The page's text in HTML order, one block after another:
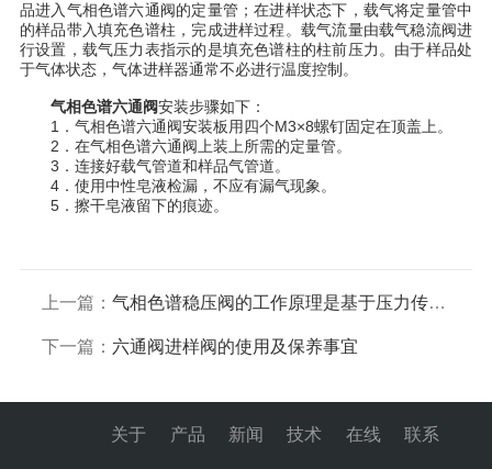
品进入气相色谱六通阀的定量管；在进样状态下，载气将定量管中
的样品带入填充色谱柱，完成进样过程。载气流量由载气稳流阀进
行设置，载气压力表指示的是填充色谱柱的柱前压力。由于样品处
于气体状态，气体进样器通常不必进行温度控制。
气相色谱六通阀安装步骤如下：
1．气相色谱六通阀安装板用四个M3×8螺钉固定在顶盖上。
2．在气相色谱六通阀上装上所需的定量管。
3．连接好载气管道和样品气管道。
4．使用中性皂液检漏，不应有漏气现象。
5．擦干皂液留下的痕迹。
上一篇： 气相色谱稳压阀的工作原理是基于压力传递原理
下一篇： 六通阀进样阀的使用及保养事宜
关于 产品 新闻 技术 在线 联系